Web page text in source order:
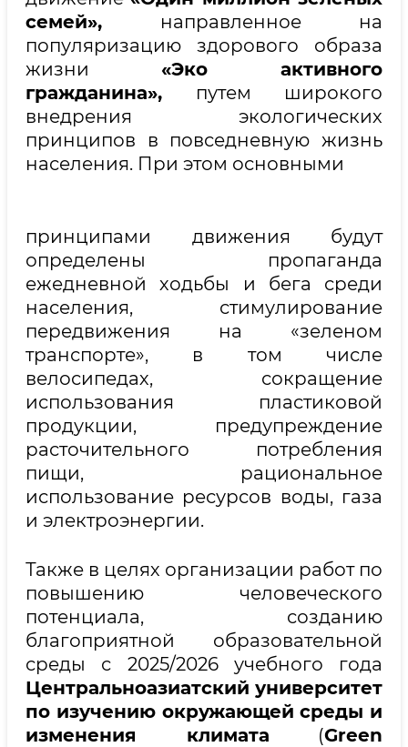
семей», направленное на
популяризацию здорового образа
жизни «Эко активного
гражданина», путем широкого
внедрения экологических
принципов в повседневную жизнь
населения. При этом основными
принципами движения будут
определены пропаганда
ежедневной ходьбы и бега среди
населения, стимулирование
передвижения на «зеленом
транспорте», в том числе
велосипедах, сокращение
использования пластиковой
продукции, предупреждение
расточительного потребления
пищи, рациональное
использование ресурсов воды, газа
и электроэнергии.
Также в целях организации работ по
повышению человеческого
потенциала, созданию
благоприятной образовательной
среды с 2025/2026 учебного года
Центральноазиатский университет
по изучению окружающей среды и
изменения климата (Green